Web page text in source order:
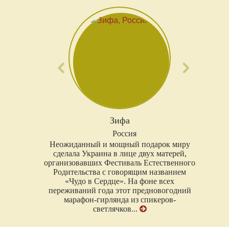
Зифа
Россия
Неожиданный и мощный подарок миру
сделала Украина в лице двух матерей,
организовавших Фестиваль Естественного
Родительства с говорящим названием
«Чудо в Сердце». На фоне всех
переживаний года этот предновогодний
марафон-гирлянда из спикеров-
светлячков...
Предыдущий